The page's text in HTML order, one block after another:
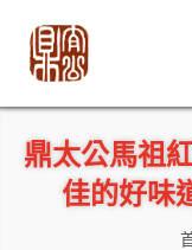
鼎太公馬祖
佳的好味